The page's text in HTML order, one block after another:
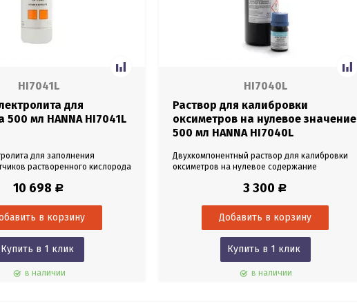
HI7041L
для
500 мл HANNA HI7041L
для заполнения
растворенного кислорода
Объем 500 мл.
10 698 Р
Купить в 1 клик
в наличии
HI7040L
Раствор для калибровки
оксиметров на нулевое значение
500 мл HANNA HI7040L
Двухкомпонентный раствор для калибровки
оксиметров на нулевое содержание
3 300 Р
Купить в 1 клик
в наличии